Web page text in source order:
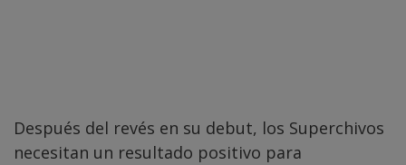
Después del revés en su debut, los Superchivos
necesitan un resultado positivo para